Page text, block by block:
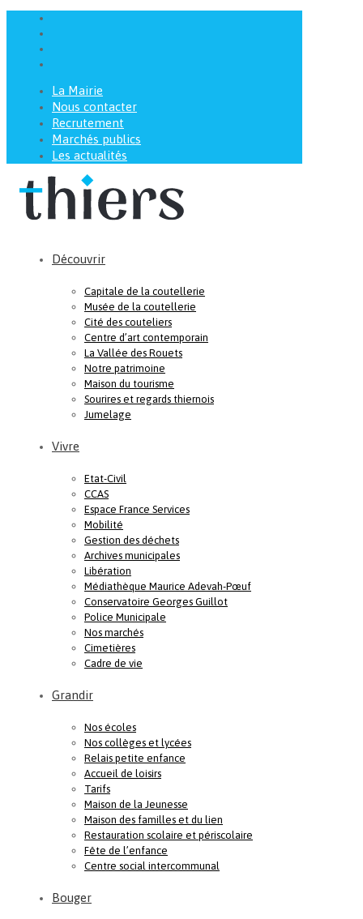
La Mairie
Nous contacter
Recrutement
Marchés publics
Les actualités
Découvrir
Capitale de la coutellerie
Musée de la coutellerie
Cité des couteliers
Centre d’art contemporain
La Vallée des Rouets
Notre patrimoine
Maison du tourisme
Sourires et regards thiernois
Jumelage
Vivre
Etat-Civil
CCAS
Espace France Services
Mobilité
Gestion des déchets
Archives municipales
Libération
Médiathèque Maurice Adevah-Pœuf
Conservatoire Georges Guillot
Police Municipale
Nos marchés
Cimetières
Cadre de vie
Grandir
Nos écoles
Nos collèges et lycées
Relais petite enfance
Accueil de loisirs
Tarifs
Maison de la Jeunesse
Maison des familles et du lien
Restauration scolaire et périscolaire
Fête de l’enfance
Centre social intercommunal
Bouger